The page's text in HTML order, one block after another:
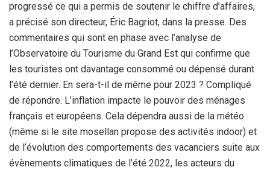
progressé ce qui a permis de soutenir le chiffre d’affaires,
a précisé son directeur, Éric Bagriot, dans la presse. Des
commentaires qui sont en phase avec l’analyse de
l’Observatoire du Tourisme du Grand Est qui confirme que
les touristes ont davantage consommé ou dépensé durant
l’été dernier. En sera-t-il de même pour 2023 ? Compliqué
de répondre. L’inflation impacte le pouvoir des ménages
français et européens. Cela dépendra aussi de la météo
(même si le site mosellan propose des activités indoor) et
de l’évolution des comportements des vacanciers suite aux
évènements climatiques de l’été 2022, les acteurs du